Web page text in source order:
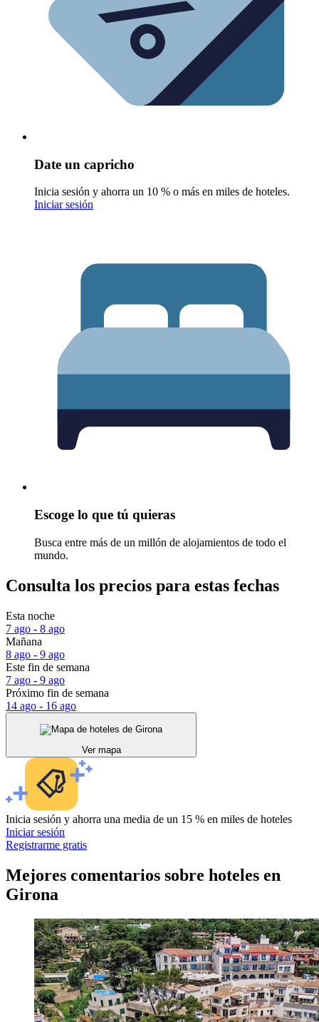
Date un capricho
Inicia sesión y ahorra un 10 % o más en miles de hoteles.
Iniciar sesión
Escoge lo que tú quieras
Busca entre más de un millón de alojamientos de todo el
mundo.
Consulta los precios para estas fechas
Esta noche
7 ago - 8 ago
Mañana
8 ago - 9 ago
Este fin de semana
7 ago - 9 ago
Próximo fin de semana
14 ago - 16 ago
Ver mapa
Inicia sesión y ahorra una media de un 15 % en miles de hoteles
Iniciar sesión
Registrarme gratis
Mejores comentarios sobre hoteles en
Girona